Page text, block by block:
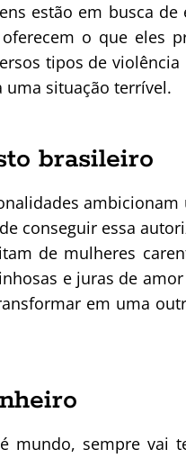
estão em busca
o que eles
tipos de
uma situação terrível.
brasileiro
conseguir essa
de mulheres
e juras de
em uma
mundo, sempre vai